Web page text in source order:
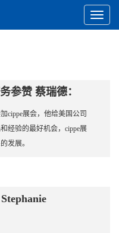
Toggle
参赞 蔡瑞德：
cippe展会，他给美国公司
经验的最好机会，cippe展
发展。